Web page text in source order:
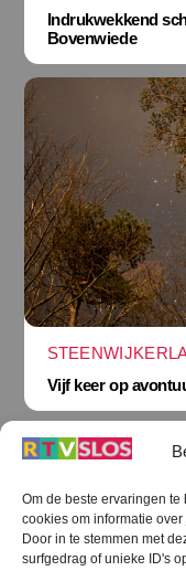
Om de beste ervaringen
cookies om informatie
Door in te stemmen met
surfgedrag of unieke ID's
Indrukwekkend
Bovenwiede
Vijf keer op